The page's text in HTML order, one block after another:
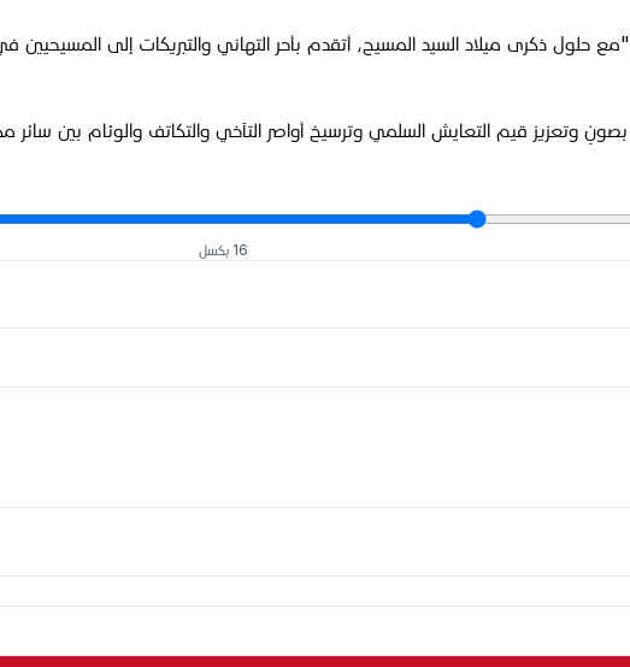
ذكرى ميلاد السيد المسيح، أتقدم بأحر التهاني والتبريكات إلى المسيحيين
وتعزيز قيم التعايش السلمي وترسيخ أواصر التآخي والتكاتف والوئام بين سائر
16 بكسل